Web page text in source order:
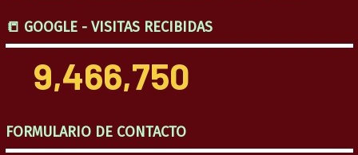
📒 GOOGLE - VISITAS RECIBIDAS
9,466,750
FORMULARIO DE CONTACTO